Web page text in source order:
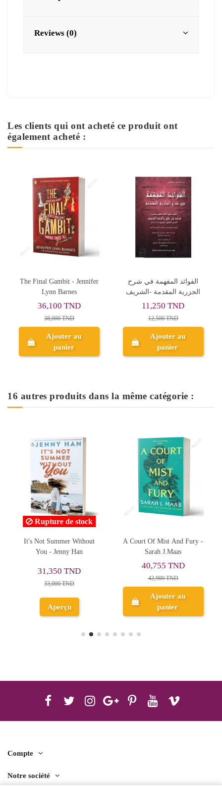
Reviews (0)
Les clients qui ont acheté ce produit ont
également acheté :
The Final Gambit - Jennifer
Lynn Barnes
36,100 TND
38,000 TND
Ajouter au
panier
الفوائد المفهمة في شرح
الجزرية المقدمة -الشريف
11,250 TND
12,500 TND
Ajouter au
panier
16 autres produits dans la même catégorie :
Rupture de stock
It's Not Summer Without
You - Jenny Han
31,350 TND
33,000 TND
Aperçu
A Court Of Mist And Fury -
Sarah J.Maas
40,755 TND
42,900 TND
Ajouter au
panier
Compte
Notre société